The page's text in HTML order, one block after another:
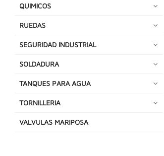
QUIMICOS
RUEDAS
SEGURIDAD INDUSTRIAL
SOLDADURA
TANQUES PARA AGUA
TORNILLERIA
VALVULAS MARIPOSA